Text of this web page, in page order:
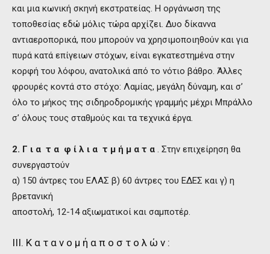
και μια κωνική σκηνή εκστρατείας. Η οργάνωση της
τοποθεσίας εδώ μόλις τώρα αρχίζει. Δυο δίκαννα
αντιαεροπορικά, που μπορούν να χρησιμοποιηθούν και για
πυρά κατά επίγειων στόχων, είναι εγκατεστημένα στην
κορφή του λόφου, ανατολικά από το νότιο βάθρο. Άλλες
φρουρές κοντά στο στόχο: Λαμίας, μεγάλη δύναμη, και σ’
όλο το μήκος της σιδηροδρομικής γραμμής μέχρι Μπράλλο
σ’ όλους τους σταθμούς και τα τεχνικά έργα.
2. Γ ι α τ α φ ί λ ι α τ μ ή μ α τ α . Στην επιχείρηση θα
συνεργαστούν
α) 150 άντρες του ΕΛΑΣ β) 60 άντρες του ΕΔΕΣ και γ) η
βρετανική
αποστολή, 12-14 αξιωματικοί και σαμποτέρ.
III. Κ α τ α ν ο μ ή α π ο σ τ ο λ ώ ν :